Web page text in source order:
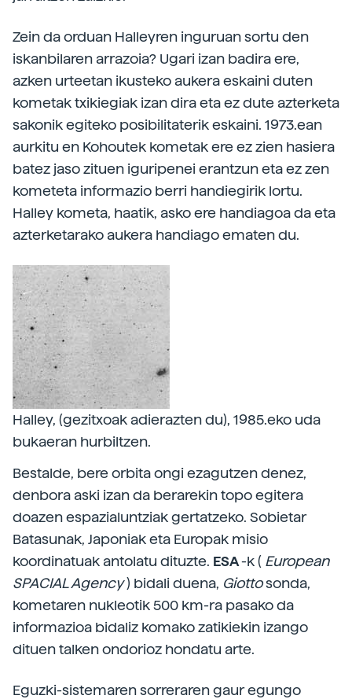
Zein da orduan Halleyren inguruan sortu den
iskanbilaren arrazoia? Ugari izan badira ere,
azken urteetan ikusteko aukera eskaini duten
kometak txikiegiak izan dira eta ez dute azterketa
sakonik egiteko posibilitaterik eskaini. 1973.ean
aurkitu en Kohoutek kometak ere ez zien hasiera
batez jaso zituen iguripenei erantzun eta ez zen
kometeta informazio berri handiegirik lortu.
Halley kometa, haatik, asko ere handiagoa da eta
azterketarako aukera handiago ematen du.
Halley, (gezitxoak adierazten du), 1985.eko uda
bukaeran hurbiltzen.
Bestalde, bere orbita ongi ezagutzen denez,
denbora aski izan da berarekin topo egitera
doazen espazialuntziak gertatzeko. Sobietar
Batasunak, Japoniak eta Europak misio
koordinatuak antolatu dituzte. ESA-k ( European
SPACIAL Agency) bidali duena, Giottosonda,
kometaren nukleotik 500 km-ra pasako da
informazioa bidaliz komako zatikiekin izango
dituen talken ondorioz hondatu arte.
Eguzki-sistemaren sorreraren gaur egungo